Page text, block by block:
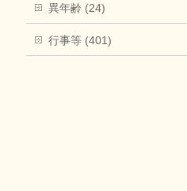
異年齢 (24)
行事等 (401)